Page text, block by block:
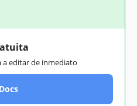
a editar de inmediato